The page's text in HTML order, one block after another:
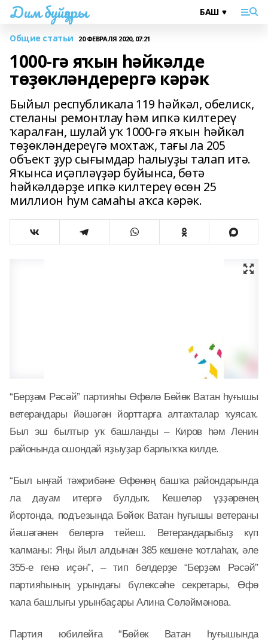
Дим буйҙары
Общие статьи 20 ФЕВРАЛЯ 2020, 07:21
1000-гә яҡын һәйкәлде
төҙөкләндерергә кәрәк
Быйыл республикала 119 һәйкәл, обелиск,
стеланы ремонтлау һәм ипкә килтереү
ҡаралған, шулай уҡ 1000-гә яҡын һәйкәл
төҙөкләндереүгә мохтаж, тағы ла 205
объект ҙур сығымдар һалыуҙы талап итә.
Яҡынса иҫәпләүҙәр буйынса, бөтә
һәйкәлдәрҙе ипкә килтереү өсөн 25
миллион һум самаһы аҡса кәрәк.
“Берҙәм Рәсәй” партияһы Өфөлә Бөйөк Ватан һуғышы
ветерандары йәшәгән йорттарға алтаҡталар ҡуясаҡ.
Был эш былтыр уҡ башланды – Киров һәм Ленин
районында ошондай яҙыуҙар барлыҡҡа килде.
“Был ыңғай тәжрибәне Өфөнөң башҡа райондарында
ла дауам итергә булдыҡ. Кешеләр үҙҙәренең
йортонда, подъезында Бөйөк Ватан һуғышы ветераны
йәшәгәнен белергә тейеш. Ветерандарыбыҙ күп
ҡалманы: Яңы йыл алдынан 385 кешене ҡотлаһаҡ, әле
355-е генә иҫән”, – тип белдерҙе “Берҙәм Рәсәй”
партияһының урындағы бүлексәһе секретары, Өфө
ҡала башлығы урынбаҫары Алина Сөләймәнова.
Партия юбилейға “Бөйөк Ватан һуғышында